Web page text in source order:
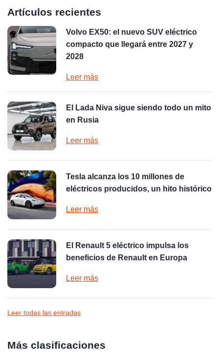
Artículos recientes
Volvo EX50: el nuevo SUV eléctrico
compacto que llegará entre 2027 y
2028
Leer más
El Lada Niva sigue siendo todo un mito
en Rusia
Leer más
Tesla alcanza los 10 millones de
eléctricos producidos, un hito histórico
Leer más
El Renault 5 eléctrico impulsa los
beneficios de Renault en Europa
Leer más
Leer todas las entradas
Más clasificaciones